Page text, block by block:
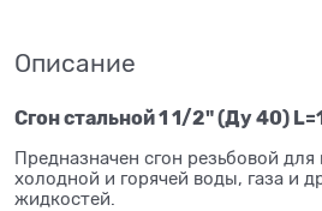
Описание
Сгон стальной 1 1/2" (Ду 40)
Предназначен сгон резьбовой
холодной и горячей воды, газа и
жидкостей.